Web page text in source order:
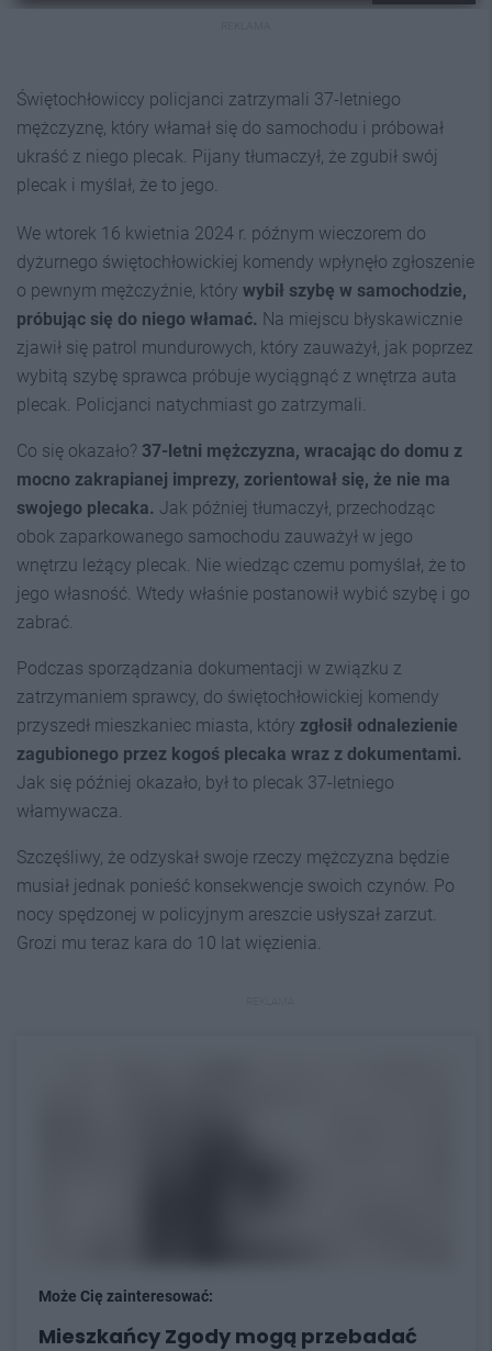
Świętochłowiccy policjanci zatrzymali 37-letniego
mężczyznę, który włamał się do samochodu i próbował
ukraść z niego plecak. Pijany tłumaczył, że zgubił swój
plecak i myślał, że to jego.
We wtorek 16 kwietnia 2024 r. późnym wieczorem do
dyżurnego świętochłowickiej komendy wpłynęło zgłoszenie
o pewnym mężczyźnie, który wybił szybę w samochodzie,
próbując się do niego włamać. Na miejscu błyskawicznie
zjawił się patrol mundurowych, który zauważył, jak poprzez
wybitą szybę sprawca próbuje wyciągnąć z wnętrza auta
plecak. Policjanci natychmiast go zatrzymali.
Co się okazało? 37-letni mężczyzna, wracając do domu z
mocno zakrapianej imprezy, zorientował się, że nie ma
swojego plecaka. Jak później tłumaczył, przechodząc
obok zaparkowanego samochodu zauważył w jego
wnętrzu leżący plecak. Nie wiedząc czemu pomyślał, że to
jego własność. Wtedy właśnie postanowił wybić szybę i go
zabrać.
Podczas sporządzania dokumentacji w związku z
zatrzymaniem sprawcy, do świętochłowickiej komendy
przyszedł mieszkaniec miasta, który zgłosił odnalezienie
zagubionego przez kogoś plecaka wraz z dokumentami.
Jak się później okazało, był to plecak 37-letniego
włamywacza.
Szczęśliwy, że odzyskał swoje rzeczy mężczyzna będzie
musiał jednak ponieść konsekwencje swoich czynów. Po
nocy spędzonej w policyjnym areszcie usłyszał zarzut.
Grozi mu teraz kara do 10 lat więzienia.
Może Cię zainteresować:
Mieszkańcy Zgody mogą przebadać